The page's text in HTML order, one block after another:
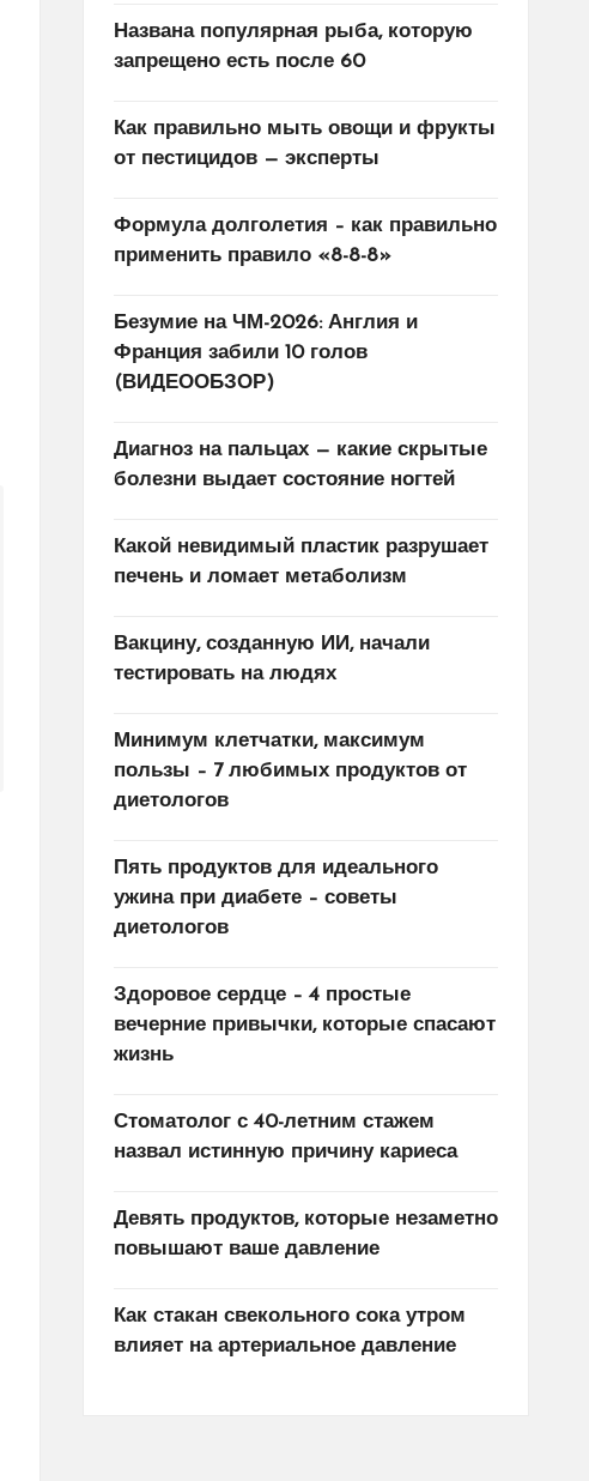
Названа популярная рыба, которую
запрещено есть после 60
Как правильно мыть овощи и фрукты
от пестицидов — эксперты
Формула долголетия – как правильно
применить правило «8-8-8»
Безумие на ЧМ-2026: Англия и
Франция забили 10 голов
(ВИДЕООБЗОР)
Диагноз на пальцах — какие скрытые
болезни выдает состояние ногтей
Какой невидимый пластик разрушает
печень и ломает метаболизм
Вакцину, созданную ИИ, начали
тестировать на людях
Минимум клетчатки, максимум
пользы – 7 любимых продуктов от
диетологов
Пять продуктов для идеального
ужина при диабете – советы
диетологов
Здоровое сердце – 4 простые
вечерние привычки, которые спасают
жизнь
Стоматолог с 40-летним стажем
назвал истинную причину кариеса
Девять продуктов, которые незаметно
повышают ваше давление
Как стакан свекольного сока утром
влияет на артериальное давление